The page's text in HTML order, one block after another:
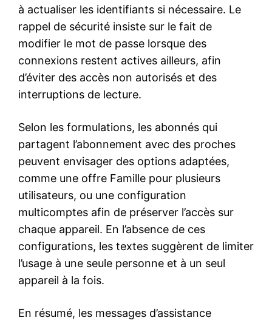
à actualiser les identifiants si nécessaire. Le
rappel de sécurité insiste sur le fait de
modifier le mot de passe lorsque des
connexions restent actives ailleurs, afin
d’éviter des accès non autorisés et des
interruptions de lecture.
Selon les formulations, les abonnés qui
partagent l’abonnement avec des proches
peuvent envisager des options adaptées,
comme une offre Famille pour plusieurs
utilisateurs, ou une configuration
multicomptes afin de préserver l’accès sur
chaque appareil. En l’absence de ces
configurations, les textes suggèrent de limiter
l’usage à une seule personne et à un seul
appareil à la fois.
En résumé, les messages d’assistance